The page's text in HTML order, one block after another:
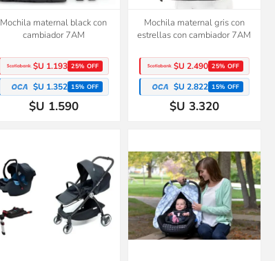
Mochila maternal black con
cambiador 7AM
$U 1.193 25% OFF
$U 1.352 15% OFF
$U 1.590
Mochila maternal gris con
estrellas con cambiador 7AM
$U 2.490 25% OFF
$U 2.822 15% OFF
$U 3.320